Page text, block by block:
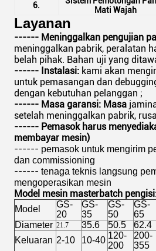
6.
Mati Wajah
Layanan
------ Meninggalkan pengujian
meninggalkan pabrik, peralatan
belah pihak. Bahan uji yang
------ Instalasi: kami akan
untuk pemasangan dan
dengan kebutuhan pelanggan ;
------ Masa garansi: Masa
setelah meninggalkan pabrik,
------ Pemasok harus
membayar mesin)
------ pemasok untuk mengirim
dan commissioning
------ tenaga teknis langsung
mengoperasikan mesin
Model mesin masterbatch
Model
GS-
20
GS-
35
GS-
50
GS-
65
Diameter 21.7 35.6 50.5 62.4
Keluaran 2-10 10-40 120-
200
200-
355